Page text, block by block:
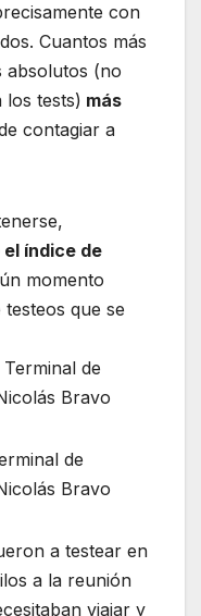
con
Cuantos más
absolutos (no
los tests) más
contagiar a
índice de
momento
que se
de
Bravo
a testear en
a la reunión
viajar y